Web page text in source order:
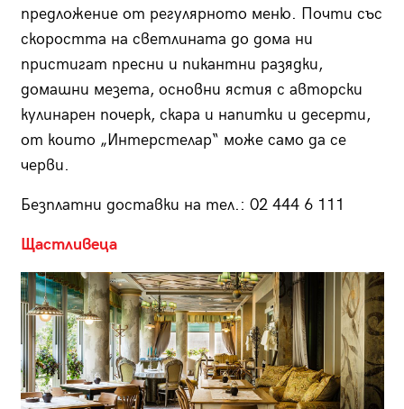
предложение от регулярното меню. Почти със
скоростта на светлината до дома ни
пристигат пресни и пикантни разядки,
домашни мезета, основни ястия с авторски
кулинарен почерк, скара и напитки и десерти,
от които „Интерстелар“ може само да се
черви.
Безплатни доставки на тел.: 02 444 6 111
Щастливеца